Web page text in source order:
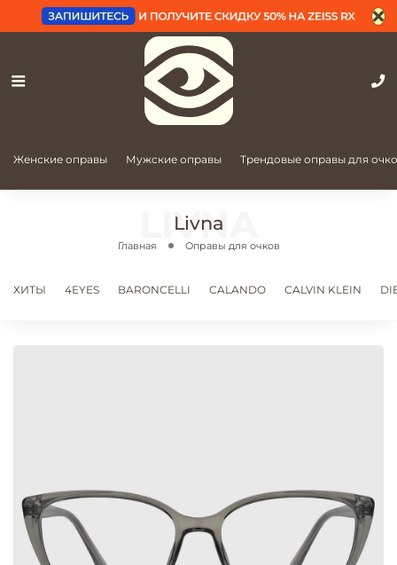
Женские оправы Мужские оправы Трендовые оправы для
Livna
Главная Оправы для очков
ХИТЫ 4EYES BARONCELLI CALANDO CALVIN KLEIN